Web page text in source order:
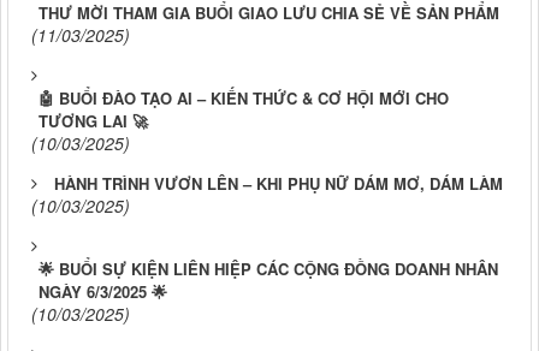
THƯ MỜI THAM GIA BUỔI GIAO LƯU CHIA SẺ VỀ SẢN PHẨM
(11/03/2025)
🤖 BUỔI ĐÀO TẠO AI – KIẾN THỨC & CƠ HỘI MỚI CHO
TƯƠNG LAI 🚀
(10/03/2025)
HÀNH TRÌNH VƯƠN LÊN – KHI PHỤ NỮ DÁM MƠ, DÁM LÀM
(10/03/2025)
🌟 BUỔI SỰ KIỆN LIÊN HIỆP CÁC CỘNG ĐỒNG DOANH NHÂN
NGÀY 6/3/2025 🌟
(10/03/2025)